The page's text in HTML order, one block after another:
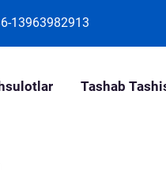
13963982913
Tashab